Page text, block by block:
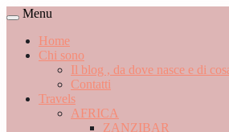
Menu
Home
Chi sono
Il blog , da dove nasce e di
Contatti
Travels
AFRICA
ZANZIBAR